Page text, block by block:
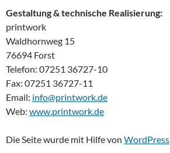
Gestaltung & technische Realisierung:
printwork
Waldhornweg 15
76694 Forst
Telefon: 07251 36727-10
Fax: 07251 36727-11
Email: info@printwork.de
Web: www.printwork.de
Die Seite wurde mit Hilfe von WordPress